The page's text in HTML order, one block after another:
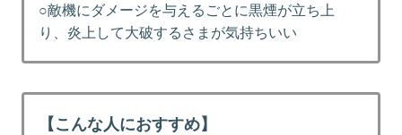
○敵機にダメージを与えるごとに黒煙が立ち上
り、炎上して大破するさまが気持ちいい
【こんな人におすすめ】